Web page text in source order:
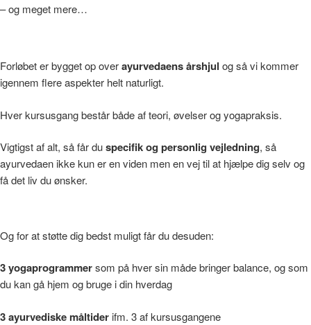
– og meget mere…
Forløbet er bygget op overayurvedaens årshjul og så vi kommer
igennem flere aspekter helt naturligt.
Hver kursusgang består både af teori, øvelser og yogapraksis.
Vigtigst af alt, så får duspecifik og personlig vejledning, så
ayurvedaen ikke kun er en viden men en vej til at hjælpe dig selv og
få det liv du ønsker.
Og for at støtte dig bedst muligt får du desuden:
3 yogaprogrammersom på hver sin måde bringer balance, og som
du kan gå hjem og bruge i din hverdag
3 ayurvediske måltider ifm. 3 af kursusgangene